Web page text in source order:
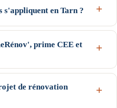
s'appliquent en Tarn ?
: pour une personne seule, le
17 363 € de revenu fiscal de
€ et le Violet jusqu'à 31 185 € ;
augmentent avec la taille du foyer
prime CEE et
sont cumulables sur un même
: MaPrimeRénov' et la prime CEE
selon votre profil), et
de rénovation